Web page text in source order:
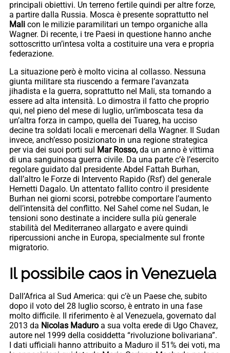
principali obiettivi. Un terreno fertile quindi per altre forze,
a partire dalla Russia. Mosca è presente soprattutto nel
Mali con le milizie paramilitari un tempo organiche alla
Wagner. Di recente, i tre Paesi in questione hanno anche
sottoscritto un’intesa volta a costituire una vera e propria
federazione.
La situazione però è molto vicina al collasso. Nessuna
giunta militare sta riuscendo a fermare l’avanzata
jihadista e la guerra, soprattutto nel Mali, sta tornando a
essere ad alta intensità. Lo dimostra il fatto che proprio
qui, nel pieno del mese di luglio, un’imboscata tesa da
un’altra forza in campo, quella dei Tuareg, ha ucciso
decine tra soldati locali e mercenari della Wagner. Il Sudan
invece, anch’esso posizionato in una regione strategica
per via dei suoi porti sul Mar Rosso, da un anno è vittima
di una sanguinosa guerra civile. Da una parte c’è l’esercito
regolare guidato dal presidente Abdel Fattah Burhan,
dall’altro le Forze di Intervento Rapido (Rsf) del generale
Hemetti Dagalo. Un attentato fallito contro il presidente
Burhan nei giorni scorsi, potrebbe comportare l’aumento
dell’intensità del conflitto. Nel Sahel come nel Sudan, le
tensioni sono destinate a incidere sulla più generale
stabilità del Mediterraneo allargato e avere quindi
ripercussioni anche in Europa, specialmente sul fronte
migratorio.
Il possibile caos in Venezuela
Dall’Africa al Sud America: qui c’è un Paese che, subito
dopo il voto del 28 luglio scorso, è entrato in una fase
molto difficile. Il riferimento è al Venezuela, governato dal
2013 da Nicolas Maduro a sua volta erede di Ugo Chavez,
autore nel 1999 della cosiddetta “rivoluzione bolivariana”.
I dati ufficiali hanno attribuito a Maduro il 51% dei voti, ma